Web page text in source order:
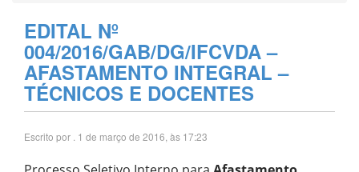
EDITAL Nº
004/2016/GAB/DG/IFCVDA –
AFASTAMENTO INTEGRAL –
TÉCNICOS E DOCENTES
Escrito por . 1 de março de 2016, às 17:23